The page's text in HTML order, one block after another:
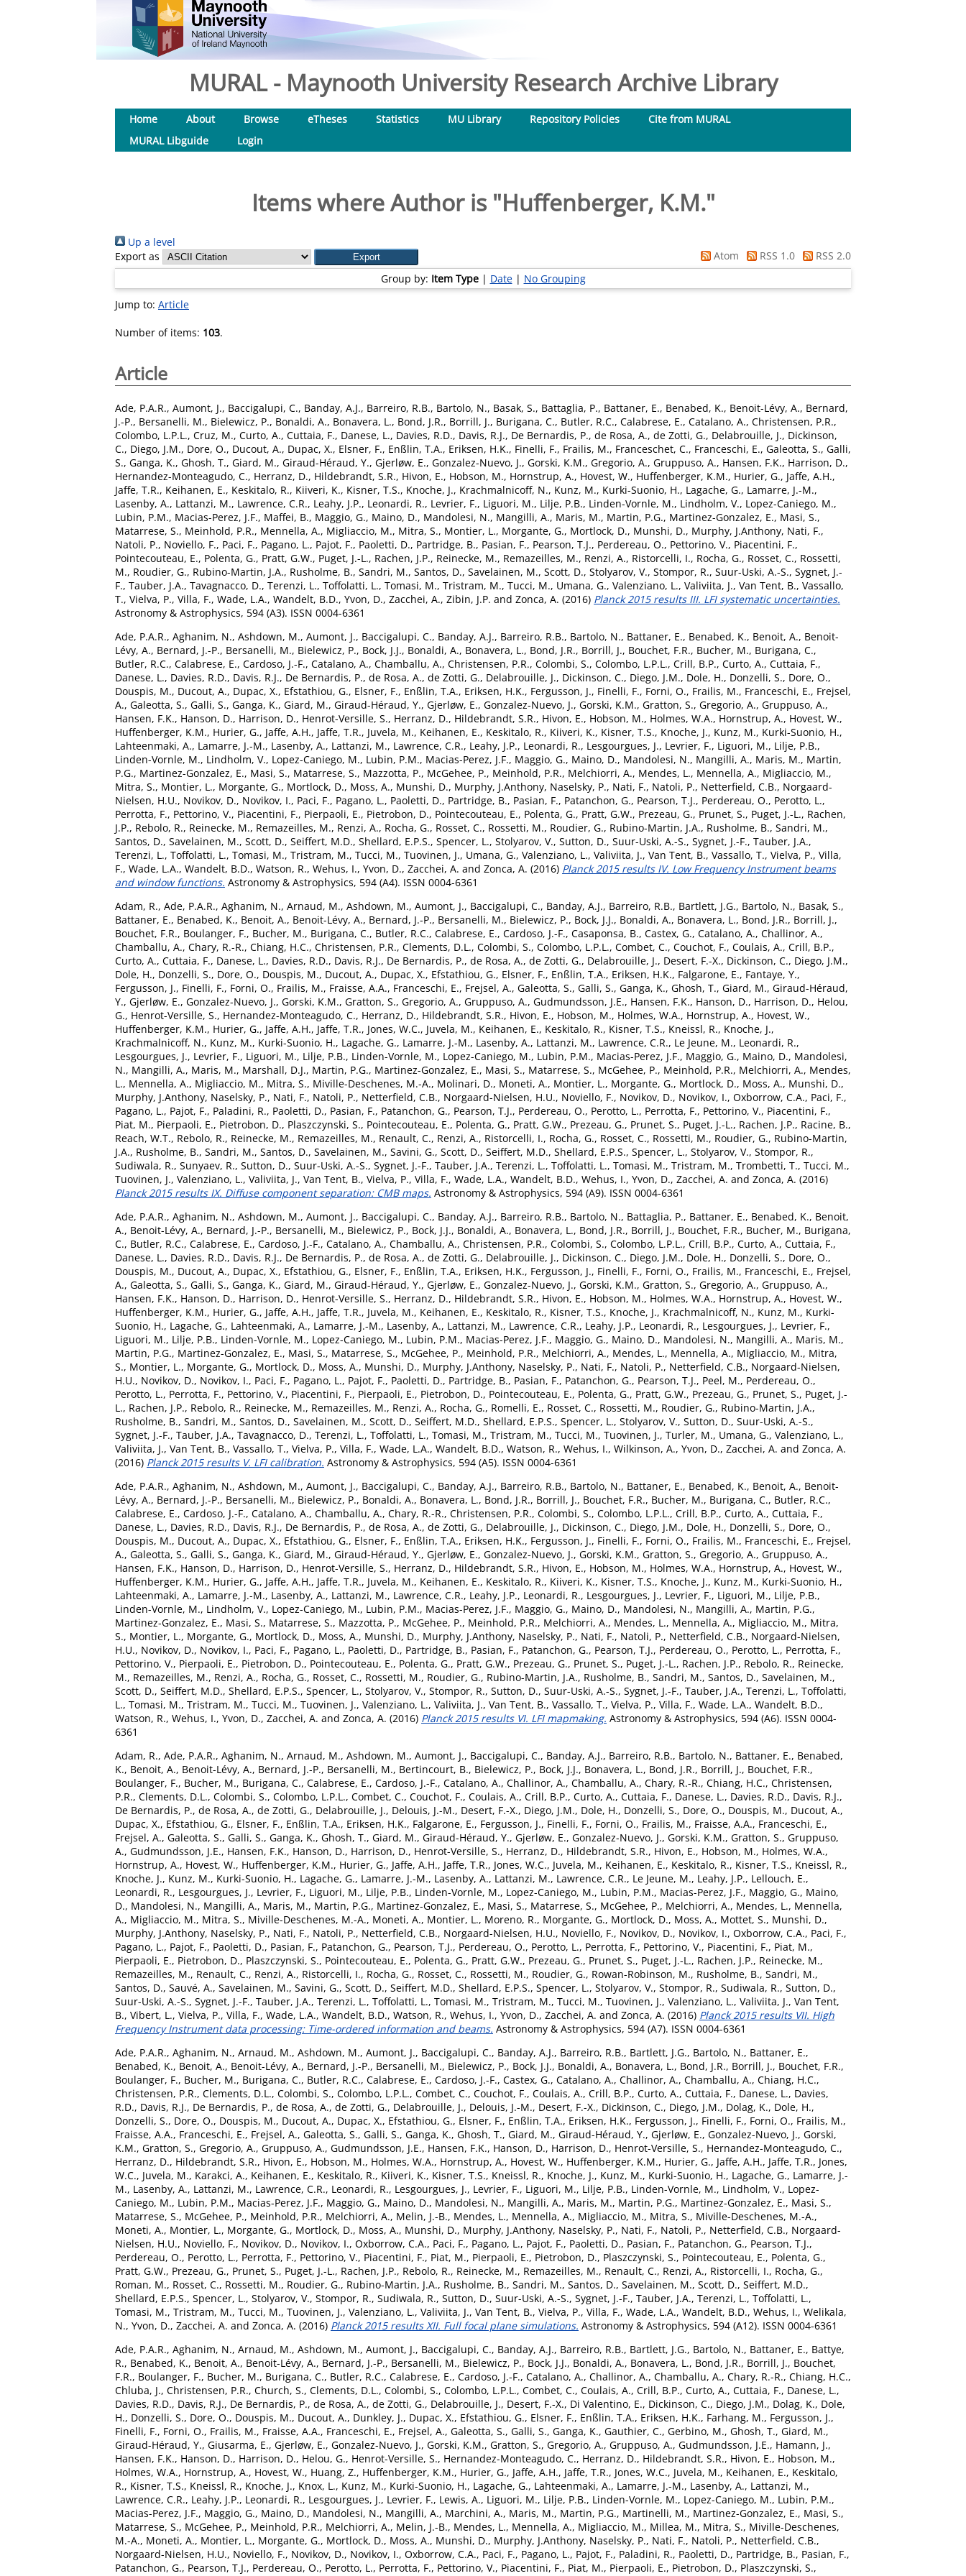
MURAL - Maynooth University Research Archive Library
Home About Browse eTheses Statistics MU Library Repository Policies
Cite from MURAL
MURAL Libguide
Login
Items where Author is "Huffenberger, K.M."
Up a level
Export as
Atom RSS 1.0
RSS 2.0
Group by: Item Type| Date| No Grouping
Jump to: Article
Number of items: 103.
Article
Ade, P.A.R., Aumont, J., Baccigalupi, C., Banday, A.J., Barreiro, R.B., Bartolo, N., Basak, S., Battaglia, P., Battaner, E., Benabed, K., Benoit-Lévy, A., Bernard,
J.-P., Bersanelli, M., Bielewicz, P., Bonaldi, A., Bonavera, L., Bond, J.R., Borrill, J., Burigana, C., Butler, R.C., Calabrese, E., Catalano, A., Christensen, P.R.,
Colombo, L.P.L., Cruz, M., Curto, A., Cuttaia, F., Danese, L., Davies, R.D., Davis, R.J., De Bernardis, P., de Rosa, A., de Zotti, G., Delabrouille, J., Dickinson,
C., Diego, J.M., Dore, O., Ducout, A., Dupac, X., Elsner, F., Enßlin, T.A., Eriksen, H.K., Finelli, F., Frailis, M., Franceschet, C., Franceschi, E., Galeotta, S., Galli,
S., Ganga, K., Ghosh, T., Giard, M., Giraud-Héraud, Y., Gjerløw, E., Gonzalez-Nuevo, J., Gorski, K.M., Gregorio, A., Gruppuso, A., Hansen, F.K., Harrison, D.,
Hernandez-Monteagudo, C., Herranz, D., Hildebrandt, S.R., Hivon, E., Hobson, M., Hornstrup, A., Hovest, W., Huffenberger, K.M., Hurier, G., Jaffe, A.H.,
Jaffe, T.R., Keihanen, E., Keskitalo, R., Kiiveri, K., Kisner, T.S., Knoche, J., Krachmalnicoff, N., Kunz, M., Kurki-Suonio, H., Lagache, G., Lamarre, J.-M.,
Lasenby, A., Lattanzi, M., Lawrence, C.R., Leahy, J.P., Leonardi, R., Levrier, F., Liguori, M., Lilje, P.B., Linden-Vornle, M., Lindholm, V., Lopez-Caniego, M.,
Lubin, P.M., Macias-Perez, J.F., Maffei, B., Maggio, G., Maino, D., Mandolesi, N., Mangilli, A., Maris, M., Martin, P.G., Martinez-Gonzalez, E., Masi, S.,
Matarrese, S., Meinhold, P.R., Mennella, A., Migliaccio, M., Mitra, S., Montier, L., Morgante, G., Mortlock, D., Munshi, D., Murphy, J.Anthony, Nati, F.,
Natoli, P., Noviello, F., Paci, F., Pagano, L., Pajot, F., Paoletti, D., Partridge, B., Pasian, F., Pearson, T.J., Perdereau, O., Pettorino, V., Piacentini, F.,
Pointecouteau, E., Polenta, G., Pratt, G.W., Puget, J.-L., Rachen, J.P., Reinecke, M., Remazeilles, M., Renzi, A., Ristorcelli, I., Rocha, G., Rosset, C., Rossetti,
M., Roudier, G., Rubino-Martin, J.A., Rusholme, B., Sandri, M., Santos, D., Savelainen, M., Scott, D., Stolyarov, V., Stompor, R., Suur-Uski, A.-S., Sygnet, J.-
F., Tauber, J.A., Tavagnacco, D., Terenzi, L., Toffolatti, L., Tomasi, M., Tristram, M., Tucci, M., Umana, G., Valenziano, L., Valiviita, J., Van Tent, B., Vassallo,
T., Vielva, P., Villa, F., Wade, L.A., Wandelt, B.D., Yvon, D., Zacchei, A., Zibin, J.P. and Zonca, A. (2016) Planck 2015 results III. LFI systematic uncertainties.
Astronomy & Astrophysics, 594 (A3). ISSN 0004-6361
Ade, P.A.R., Aghanim, N., Ashdown, M., Aumont, J., Baccigalupi, C., Banday, A.J., Barreiro, R.B., Bartolo, N., Battaner, E., Benabed, K., Benoit, A., Benoit-
Lévy, A., Bernard, J.-P., Bersanelli, M., Bielewicz, P., Bock, J.J., Bonaldi, A., Bonavera, L., Bond, J.R., Borrill, J., Bouchet, F.R., Bucher, M., Burigana, C.,
Butler, R.C., Calabrese, E., Cardoso, J.-F., Catalano, A., Chamballu, A., Christensen, P.R., Colombi, S., Colombo, L.P.L., Crill, B.P., Curto, A., Cuttaia, F.,
Danese, L., Davies, R.D., Davis, R.J., De Bernardis, P., de Rosa, A., de Zotti, G., Delabrouille, J., Dickinson, C., Diego, J.M., Dole, H., Donzelli, S., Dore, O.,
Douspis, M., Ducout, A., Dupac, X., Efstathiou, G., Elsner, F., Enßlin, T.A., Eriksen, H.K., Fergusson, J., Finelli, F., Forni, O., Frailis, M., Franceschi, E., Frejsel,
A., Galeotta, S., Galli, S., Ganga, K., Giard, M., Giraud-Héraud, Y., Gjerløw, E., Gonzalez-Nuevo, J., Gorski, K.M., Gratton, S., Gregorio, A., Gruppuso, A.,
Hansen, F.K., Hanson, D., Harrison, D., Henrot-Versille, S., Herranz, D., Hildebrandt, S.R., Hivon, E., Hobson, M., Holmes, W.A., Hornstrup, A., Hovest, W.,
Huffenberger, K.M., Hurier, G., Jaffe, A.H., Jaffe, T.R., Juvela, M., Keihanen, E., Keskitalo, R., Kiiveri, K., Kisner, T.S., Knoche, J., Kunz, M., Kurki-Suonio, H.,
Lahteenmaki, A., Lamarre, J.-M., Lasenby, A., Lattanzi, M., Lawrence, C.R., Leahy, J.P., Leonardi, R., Lesgourgues, J., Levrier, F., Liguori, M., Lilje, P.B.,
Linden-Vornle, M., Lindholm, V., Lopez-Caniego, M., Lubin, P.M., Macias-Perez, J.F., Maggio, G., Maino, D., Mandolesi, N., Mangilli, A., Maris, M., Martin,
P.G., Martinez-Gonzalez, E., Masi, S., Matarrese, S., Mazzotta, P., McGehee, P., Meinhold, P.R., Melchiorri, A., Mendes, L., Mennella, A., Migliaccio, M.,
Mitra, S., Montier, L., Morgante, G., Mortlock, D., Moss, A., Munshi, D., Murphy, J.Anthony, Naselsky, P., Nati, F., Natoli, P., Netterfield, C.B., Norgaard-
Nielsen, H.U., Novikov, D., Novikov, I., Paci, F., Pagano, L., Paoletti, D., Partridge, B., Pasian, F., Patanchon, G., Pearson, T.J., Perdereau, O., Perotto, L.,
Perrotta, F., Pettorino, V., Piacentini, F., Pierpaoli, E., Pietrobon, D., Pointecouteau, E., Polenta, G., Pratt, G.W., Prezeau, G., Prunet, S., Puget, J.-L., Rachen,
J.P., Rebolo, R., Reinecke, M., Remazeilles, M., Renzi, A., Rocha, G., Rosset, C., Rossetti, M., Roudier, G., Rubino-Martin, J.A., Rusholme, B., Sandri, M.,
Santos, D., Savelainen, M., Scott, D., Seiffert, M.D., Shellard, E.P.S., Spencer, L., Stolyarov, V., Sutton, D., Suur-Uski, A.-S., Sygnet, J.-F., Tauber, J.A.,
Terenzi, L., Toffolatti, L., Tomasi, M., Tristram, M., Tucci, M., Tuovinen, J., Umana, G., Valenziano, L., Valiviita, J., Van Tent, B., Vassallo, T., Vielva, P., Villa,
F., Wade, L.A., Wandelt, B.D., Watson, R., Wehus, I., Yvon, D., Zacchei, A. and Zonca, A. (2016) Planck 2015 results IV. Low Frequency Instrument beams
and window functions. Astronomy & Astrophysics, 594 (A4). ISSN 0004-6361
Adam, R., Ade, P.A.R., Aghanim, N., Arnaud, M., Ashdown, M., Aumont, J., Baccigalupi, C., Banday, A.J., Barreiro, R.B., Bartlett, J.G., Bartolo, N., Basak, S.,
Battaner, E., Benabed, K., Benoit, A., Benoit-Lévy, A., Bernard, J.-P., Bersanelli, M., Bielewicz, P., Bock, J.J., Bonaldi, A., Bonavera, L., Bond, J.R., Borrill, J.,
Bouchet, F.R., Boulanger, F., Bucher, M., Burigana, C., Butler, R.C., Calabrese, E., Cardoso, J.-F., Casaponsa, B., Castex, G., Catalano, A., Challinor, A.,
Chamballu, A., Chary, R.-R., Chiang, H.C., Christensen, P.R., Clements, D.L., Colombi, S., Colombo, L.P.L., Combet, C., Couchot, F., Coulais, A., Crill, B.P.,
Curto, A., Cuttaia, F., Danese, L., Davies, R.D., Davis, R.J., De Bernardis, P., de Rosa, A., de Zotti, G., Delabrouille, J., Desert, F.-X., Dickinson, C., Diego, J.M.,
Dole, H., Donzelli, S., Dore, O., Douspis, M., Ducout, A., Dupac, X., Efstathiou, G., Elsner, F., Enßlin, T.A., Eriksen, H.K., Falgarone, E., Fantaye, Y.,
Fergusson, J., Finelli, F., Forni, O., Frailis, M., Fraisse, A.A., Franceschi, E., Frejsel, A., Galeotta, S., Galli, S., Ganga, K., Ghosh, T., Giard, M., Giraud-Héraud,
Y., Gjerløw, E., Gonzalez-Nuevo, J., Gorski, K.M., Gratton, S., Gregorio, A., Gruppuso, A., Gudmundsson, J.E., Hansen, F.K., Hanson, D., Harrison, D., Helou,
G., Henrot-Versille, S., Hernandez-Monteagudo, C., Herranz, D., Hildebrandt, S.R., Hivon, E., Hobson, M., Holmes, W.A., Hornstrup, A., Hovest, W.,
Huffenberger, K.M., Hurier, G., Jaffe, A.H., Jaffe, T.R., Jones, W.C., Juvela, M., Keihanen, E., Keskitalo, R., Kisner, T.S., Kneissl, R., Knoche, J.,
Krachmalnicoff, N., Kunz, M., Kurki-Suonio, H., Lagache, G., Lamarre, J.-M., Lasenby, A., Lattanzi, M., Lawrence, C.R., Le Jeune, M., Leonardi, R.,
Lesgourgues, J., Levrier, F., Liguori, M., Lilje, P.B., Linden-Vornle, M., Lopez-Caniego, M., Lubin, P.M., Macias-Perez, J.F., Maggio, G., Maino, D., Mandolesi,
N., Mangilli, A., Maris, M., Marshall, D.J., Martin, P.G., Martinez-Gonzalez, E., Masi, S., Matarrese, S., McGehee, P., Meinhold, P.R., Melchiorri, A., Mendes,
L., Mennella, A., Migliaccio, M., Mitra, S., Miville-Deschenes, M.-A., Molinari, D., Moneti, A., Montier, L., Morgante, G., Mortlock, D., Moss, A., Munshi, D.,
Murphy, J.Anthony, Naselsky, P., Nati, F., Natoli, P., Netterfield, C.B., Norgaard-Nielsen, H.U., Noviello, F., Novikov, D., Novikov, I., Oxborrow, C.A., Paci, F.,
Pagano, L., Pajot, F., Paladini, R., Paoletti, D., Pasian, F., Patanchon, G., Pearson, T.J., Perdereau, O., Perotto, L., Perrotta, F., Pettorino, V., Piacentini, F.,
Piat, M., Pierpaoli, E., Pietrobon, D., Plaszczynski, S., Pointecouteau, E., Polenta, G., Pratt, G.W., Prezeau, G., Prunet, S., Puget, J.-L., Rachen, J.P., Racine, B.,
Reach, W.T., Rebolo, R., Reinecke, M., Remazeilles, M., Renault, C., Renzi, A., Ristorcelli, I., Rocha, G., Rosset, C., Rossetti, M., Roudier, G., Rubino-Martin,
J.A., Rusholme, B., Sandri, M., Santos, D., Savelainen, M., Savini, G., Scott, D., Seiffert, M.D., Shellard, E.P.S., Spencer, L., Stolyarov, V., Stompor, R.,
Sudiwala, R., Sunyaev, R., Sutton, D., Suur-Uski, A.-S., Sygnet, J.-F., Tauber, J.A., Terenzi, L., Toffolatti, L., Tomasi, M., Tristram, M., Trombetti, T., Tucci, M.,
Tuovinen, J., Valenziano, L., Valiviita, J., Van Tent, B., Vielva, P., Villa, F., Wade, L.A., Wandelt, B.D., Wehus, I., Yvon, D., Zacchei, A. and Zonca, A. (2016)
Planck 2015 results IX. Diffuse component separation: CMB maps. Astronomy & Astrophysics, 594 (A9). ISSN 0004-6361
Ade, P.A.R., Aghanim, N., Ashdown, M., Aumont, J., Baccigalupi, C., Banday, A.J., Barreiro, R.B., Bartolo, N., Battaglia, P., Battaner, E., Benabed, K., Benoit,
A., Benoit-Lévy, A., Bernard, J.-P., Bersanelli, M., Bielewicz, P., Bock, J.J., Bonaldi, A., Bonavera, L., Bond, J.R., Borrill, J., Bouchet, F.R., Bucher, M., Burigana,
C., Butler, R.C., Calabrese, E., Cardoso, J.-F., Catalano, A., Chamballu, A., Christensen, P.R., Colombi, S., Colombo, L.P.L., Crill, B.P., Curto, A., Cuttaia, F.,
Danese, L., Davies, R.D., Davis, R.J., De Bernardis, P., de Rosa, A., de Zotti, G., Delabrouille, J., Dickinson, C., Diego, J.M., Dole, H., Donzelli, S., Dore, O.,
Douspis, M., Ducout, A., Dupac, X., Efstathiou, G., Elsner, F., Enßlin, T.A., Eriksen, H.K., Fergusson, J., Finelli, F., Forni, O., Frailis, M., Franceschi, E., Frejsel,
A., Galeotta, S., Galli, S., Ganga, K., Giard, M., Giraud-Héraud, Y., Gjerløw, E., Gonzalez-Nuevo, J., Gorski, K.M., Gratton, S., Gregorio, A., Gruppuso, A.,
Hansen, F.K., Hanson, D., Harrison, D., Henrot-Versille, S., Herranz, D., Hildebrandt, S.R., Hivon, E., Hobson, M., Holmes, W.A., Hornstrup, A., Hovest, W.,
Huffenberger, K.M., Hurier, G., Jaffe, A.H., Jaffe, T.R., Juvela, M., Keihanen, E., Keskitalo, R., Kisner, T.S., Knoche, J., Krachmalnicoff, N., Kunz, M., Kurki-
Suonio, H., Lagache, G., Lahteenmaki, A., Lamarre, J.-M., Lasenby, A., Lattanzi, M., Lawrence, C.R., Leahy, J.P., Leonardi, R., Lesgourgues, J., Levrier, F.,
Liguori, M., Lilje, P.B., Linden-Vornle, M., Lopez-Caniego, M., Lubin, P.M., Macias-Perez, J.F., Maggio, G., Maino, D., Mandolesi, N., Mangilli, A., Maris, M.,
Martin, P.G., Martinez-Gonzalez, E., Masi, S., Matarrese, S., McGehee, P., Meinhold, P.R., Melchiorri, A., Mendes, L., Mennella, A., Migliaccio, M., Mitra,
S., Montier, L., Morgante, G., Mortlock, D., Moss, A., Munshi, D., Murphy, J.Anthony, Naselsky, P., Nati, F., Natoli, P., Netterfield, C.B., Norgaard-Nielsen,
H.U., Novikov, D., Novikov, I., Paci, F., Pagano, L., Pajot, F., Paoletti, D., Partridge, B., Pasian, F., Patanchon, G., Pearson, T.J., Peel, M., Perdereau, O.,
Perotto, L., Perrotta, F., Pettorino, V., Piacentini, F., Pierpaoli, E., Pietrobon, D., Pointecouteau, E., Polenta, G., Pratt, G.W., Prezeau, G., Prunet, S., Puget, J.-
L., Rachen, J.P., Rebolo, R., Reinecke, M., Remazeilles, M., Renzi, A., Rocha, G., Romelli, E., Rosset, C., Rossetti, M., Roudier, G., Rubino-Martin, J.A.,
Rusholme, B., Sandri, M., Santos, D., Savelainen, M., Scott, D., Seiffert, M.D., Shellard, E.P.S., Spencer, L., Stolyarov, V., Sutton, D., Suur-Uski, A.-S.,
Sygnet, J.-F., Tauber, J.A., Tavagnacco, D., Terenzi, L., Toffolatti, L., Tomasi, M., Tristram, M., Tucci, M., Tuovinen, J., Turler, M., Umana, G., Valenziano, L.,
Valiviita, J., Van Tent, B., Vassallo, T., Vielva, P., Villa, F., Wade, L.A., Wandelt, B.D., Watson, R., Wehus, I., Wilkinson, A., Yvon, D., Zacchei, A. and Zonca, A.
(2016) Planck 2015 results V. LFI calibration. Astronomy & Astrophysics, 594 (A5). ISSN 0004-6361
Ade, P.A.R., Aghanim, N., Ashdown, M., Aumont, J., Baccigalupi, C., Banday, A.J., Barreiro, R.B., Bartolo, N., Battaner, E., Benabed, K., Benoit, A., Benoit-
Lévy, A., Bernard, J.-P., Bersanelli, M., Bielewicz, P., Bonaldi, A., Bonavera, L., Bond, J.R., Borrill, J., Bouchet, F.R., Bucher, M., Burigana, C., Butler, R.C.,
Calabrese, E., Cardoso, J.-F., Catalano, A., Chamballu, A., Chary, R.-R., Christensen, P.R., Colombi, S., Colombo, L.P.L., Crill, B.P., Curto, A., Cuttaia, F.,
Danese, L., Davies, R.D., Davis, R.J., De Bernardis, P., de Rosa, A., de Zotti, G., Delabrouille, J., Dickinson, C., Diego, J.M., Dole, H., Donzelli, S., Dore, O.,
Douspis, M., Ducout, A., Dupac, X., Efstathiou, G., Elsner, F., Enßlin, T.A., Eriksen, H.K., Fergusson, J., Finelli, F., Forni, O., Frailis, M., Franceschi, E., Frejsel,
A., Galeotta, S., Galli, S., Ganga, K., Giard, M., Giraud-Héraud, Y., Gjerløw, E., Gonzalez-Nuevo, J., Gorski, K.M., Gratton, S., Gregorio, A., Gruppuso, A.,
Hansen, F.K., Hanson, D., Harrison, D., Henrot-Versille, S., Herranz, D., Hildebrandt, S.R., Hivon, E., Hobson, M., Holmes, W.A., Hornstrup, A., Hovest, W.,
Huffenberger, K.M., Hurier, G., Jaffe, A.H., Jaffe, T.R., Juvela, M., Keihanen, E., Keskitalo, R., Kiiveri, K., Kisner, T.S., Knoche, J., Kunz, M., Kurki-Suonio, H.,
Lahteenmaki, A., Lamarre, J.-M., Lasenby, A., Lattanzi, M., Lawrence, C.R., Leahy, J.P., Leonardi, R., Lesgourgues, J., Levrier, F., Liguori, M., Lilje, P.B.,
Linden-Vornle, M., Lindholm, V., Lopez-Caniego, M., Lubin, P.M., Macias-Perez, J.F., Maggio, G., Maino, D., Mandolesi, N., Mangilli, A., Martin, P.G.,
Martinez-Gonzalez, E., Masi, S., Matarrese, S., Mazzotta, P., McGehee, P., Meinhold, P.R., Melchiorri, A., Mendes, L., Mennella, A., Migliaccio, M., Mitra,
S., Montier, L., Morgante, G., Mortlock, D., Moss, A., Munshi, D., Murphy, J.Anthony, Naselsky, P., Nati, F., Natoli, P., Netterfield, C.B., Norgaard-Nielsen,
H.U., Novikov, D., Novikov, I., Paci, F., Pagano, L., Paoletti, D., Partridge, B., Pasian, F., Patanchon, G., Pearson, T.J., Perdereau, O., Perotto, L., Perrotta, F.,
Pettorino, V., Pierpaoli, E., Pietrobon, D., Pointecouteau, E., Polenta, G., Pratt, G.W., Prezeau, G., Prunet, S., Puget, J.-L., Rachen, J.P., Rebolo, R., Reinecke,
M., Remazeilles, M., Renzi, A., Rocha, G., Rosset, C., Rossetti, M., Roudier, G., Rubino-Martin, J.A., Rusholme, B., Sandri, M., Santos, D., Savelainen, M.,
Scott, D., Seiffert, M.D., Shellard, E.P.S., Spencer, L., Stolyarov, V., Stompor, R., Sutton, D., Suur-Uski, A.-S., Sygnet, J.-F., Tauber, J.A., Terenzi, L., Toffolatti,
L., Tomasi, M., Tristram, M., Tucci, M., Tuovinen, J., Valenziano, L., Valiviita, J., Van Tent, B., Vassallo, T., Vielva, P., Villa, F., Wade, L.A., Wandelt, B.D.,
Watson, R., Wehus, I., Yvon, D., Zacchei, A. and Zonca, A. (2016) Planck 2015 results VI. LFI mapmaking. Astronomy & Astrophysics, 594 (A6). ISSN 0004-
6361
Adam, R., Ade, P.A.R., Aghanim, N., Arnaud, M., Ashdown, M., Aumont, J., Baccigalupi, C., Banday, A.J., Barreiro, R.B., Bartolo, N., Battaner, E., Benabed,
K., Benoit, A., Benoit-Lévy, A., Bernard, J.-P., Bersanelli, M., Bertincourt, B., Bielewicz, P., Bock, J.J., Bonavera, L., Bond, J.R., Borrill, J., Bouchet, F.R.,
Boulanger, F., Bucher, M., Burigana, C., Calabrese, E., Cardoso, J.-F., Catalano, A., Challinor, A., Chamballu, A., Chary, R.-R., Chiang, H.C., Christensen,
P.R., Clements, D.L., Colombi, S., Colombo, L.P.L., Combet, C., Couchot, F., Coulais, A., Crill, B.P., Curto, A., Cuttaia, F., Danese, L., Davies, R.D., Davis, R.J.,
De Bernardis, P., de Rosa, A., de Zotti, G., Delabrouille, J., Delouis, J.-M., Desert, F.-X., Diego, J.M., Dole, H., Donzelli, S., Dore, O., Douspis, M., Ducout, A.,
Dupac, X., Efstathiou, G., Elsner, F., Enßlin, T.A., Eriksen, H.K., Falgarone, E., Fergusson, J., Finelli, F., Forni, O., Frailis, M., Fraisse, A.A., Franceschi, E.,
Frejsel, A., Galeotta, S., Galli, S., Ganga, K., Ghosh, T., Giard, M., Giraud-Héraud, Y., Gjerløw, E., Gonzalez-Nuevo, J., Gorski, K.M., Gratton, S., Gruppuso,
A., Gudmundsson, J.E., Hansen, F.K., Hanson, D., Harrison, D., Henrot-Versille, S., Herranz, D., Hildebrandt, S.R., Hivon, E., Hobson, M., Holmes, W.A.,
Hornstrup, A., Hovest, W., Huffenberger, K.M., Hurier, G., Jaffe, A.H., Jaffe, T.R., Jones, W.C., Juvela, M., Keihanen, E., Keskitalo, R., Kisner, T.S., Kneissl, R.,
Knoche, J., Kunz, M., Kurki-Suonio, H., Lagache, G., Lamarre, J.-M., Lasenby, A., Lattanzi, M., Lawrence, C.R., Le Jeune, M., Leahy, J.P., Lellouch, E.,
Leonardi, R., Lesgourgues, J., Levrier, F., Liguori, M., Lilje, P.B., Linden-Vornle, M., Lopez-Caniego, M., Lubin, P.M., Macias-Perez, J.F., Maggio, G., Maino,
D., Mandolesi, N., Mangilli, A., Maris, M., Martin, P.G., Martinez-Gonzalez, E., Masi, S., Matarrese, S., McGehee, P., Melchiorri, A., Mendes, L., Mennella,
A., Migliaccio, M., Mitra, S., Miville-Deschenes, M.-A., Moneti, A., Montier, L., Moreno, R., Morgante, G., Mortlock, D., Moss, A., Mottet, S., Munshi, D.,
Murphy, J.Anthony, Naselsky, P., Nati, F., Natoli, P., Netterfield, C.B., Norgaard-Nielsen, H.U., Noviello, F., Novikov, D., Novikov, I., Oxborrow, C.A., Paci, F.,
Pagano, L., Pajot, F., Paoletti, D., Pasian, F., Patanchon, G., Pearson, T.J., Perdereau, O., Perotto, L., Perrotta, F., Pettorino, V., Piacentini, F., Piat, M.,
Pierpaoli, E., Pietrobon, D., Plaszczynski, S., Pointecouteau, E., Polenta, G., Pratt, G.W., Prezeau, G., Prunet, S., Puget, J.-L., Rachen, J.P., Reinecke, M.,
Remazeilles, M., Renault, C., Renzi, A., Ristorcelli, I., Rocha, G., Rosset, C., Rossetti, M., Roudier, G., Rowan-Robinson, M., Rusholme, B., Sandri, M.,
Santos, D., Sauvé, A., Savelainen, M., Savini, G., Scott, D., Seiffert, M.D., Shellard, E.P.S., Spencer, L., Stolyarov, V., Stompor, R., Sudiwala, R., Sutton, D.,
Suur-Uski, A.-S., Sygnet, J.-F., Tauber, J.A., Terenzi, L., Toffolatti, L., Tomasi, M., Tristram, M., Tucci, M., Tuovinen, J., Valenziano, L., Valiviita, J., Van Tent,
B., Vibert, L., Vielva, P., Villa, F., Wade, L.A., Wandelt, B.D., Watson, R., Wehus, I., Yvon, D., Zacchei, A. and Zonca, A. (2016) Planck 2015 results VII. High
Frequency Instrument data processing: Time-ordered information and beams. Astronomy & Astrophysics, 594 (A7). ISSN 0004-6361
Ade, P.A.R., Aghanim, N., Arnaud, M., Ashdown, M., Aumont, J., Baccigalupi, C., Banday, A.J., Barreiro, R.B., Bartlett, J.G., Bartolo, N., Battaner, E.,
Benabed, K., Benoit, A., Benoit-Lévy, A., Bernard, J.-P., Bersanelli, M., Bielewicz, P., Bock, J.J., Bonaldi, A., Bonavera, L., Bond, J.R., Borrill, J., Bouchet, F.R.,
Boulanger, F., Bucher, M., Burigana, C., Butler, R.C., Calabrese, E., Cardoso, J.-F., Castex, G., Catalano, A., Challinor, A., Chamballu, A., Chiang, H.C.,
Christensen, P.R., Clements, D.L., Colombi, S., Colombo, L.P.L., Combet, C., Couchot, F., Coulais, A., Crill, B.P., Curto, A., Cuttaia, F., Danese, L., Davies,
R.D., Davis, R.J., De Bernardis, P., de Rosa, A., de Zotti, G., Delabrouille, J., Delouis, J.-M., Desert, F.-X., Dickinson, C., Diego, J.M., Dolag, K., Dole, H.,
Donzelli, S., Dore, O., Douspis, M., Ducout, A., Dupac, X., Efstathiou, G., Elsner, F., Enßlin, T.A., Eriksen, H.K., Fergusson, J., Finelli, F., Forni, O., Frailis, M.,
Fraisse, A.A., Franceschi, E., Frejsel, A., Galeotta, S., Galli, S., Ganga, K., Ghosh, T., Giard, M., Giraud-Héraud, Y., Gjerløw, E., Gonzalez-Nuevo, J., Gorski,
K.M., Gratton, S., Gregorio, A., Gruppuso, A., Gudmundsson, J.E., Hansen, F.K., Hanson, D., Harrison, D., Henrot-Versille, S., Hernandez-Monteagudo, C.,
Herranz, D., Hildebrandt, S.R., Hivon, E., Hobson, M., Holmes, W.A., Hornstrup, A., Hovest, W., Huffenberger, K.M., Hurier, G., Jaffe, A.H., Jaffe, T.R., Jones,
W.C., Juvela, M., Karakci, A., Keihanen, E., Keskitalo, R., Kiiveri, K., Kisner, T.S., Kneissl, R., Knoche, J., Kunz, M., Kurki-Suonio, H., Lagache, G., Lamarre, J.-
M., Lasenby, A., Lattanzi, M., Lawrence, C.R., Leonardi, R., Lesgourgues, J., Levrier, F., Liguori, M., Lilje, P.B., Linden-Vornle, M., Lindholm, V., Lopez-
Caniego, M., Lubin, P.M., Macias-Perez, J.F., Maggio, G., Maino, D., Mandolesi, N., Mangilli, A., Maris, M., Martin, P.G., Martinez-Gonzalez, E., Masi, S.,
Matarrese, S., McGehee, P., Meinhold, P.R., Melchiorri, A., Melin, J.-B., Mendes, L., Mennella, A., Migliaccio, M., Mitra, S., Miville-Deschenes, M.-A.,
Moneti, A., Montier, L., Morgante, G., Mortlock, D., Moss, A., Munshi, D., Murphy, J.Anthony, Naselsky, P., Nati, F., Natoli, P., Netterfield, C.B., Norgaard-
Nielsen, H.U., Noviello, F., Novikov, D., Novikov, I., Oxborrow, C.A., Paci, F., Pagano, L., Pajot, F., Paoletti, D., Pasian, F., Patanchon, G., Pearson, T.J.,
Perdereau, O., Perotto, L., Perrotta, F., Pettorino, V., Piacentini, F., Piat, M., Pierpaoli, E., Pietrobon, D., Plaszczynski, S., Pointecouteau, E., Polenta, G.,
Pratt, G.W., Prezeau, G., Prunet, S., Puget, J.-L., Rachen, J.P., Rebolo, R., Reinecke, M., Remazeilles, M., Renault, C., Renzi, A., Ristorcelli, I., Rocha, G.,
Roman, M., Rosset, C., Rossetti, M., Roudier, G., Rubino-Martin, J.A., Rusholme, B., Sandri, M., Santos, D., Savelainen, M., Scott, D., Seiffert, M.D.,
Shellard, E.P.S., Spencer, L., Stolyarov, V., Stompor, R., Sudiwala, R., Sutton, D., Suur-Uski, A.-S., Sygnet, J.-F., Tauber, J.A., Terenzi, L., Toffolatti, L.,
Tomasi, M., Tristram, M., Tucci, M., Tuovinen, J., Valenziano, L., Valiviita, J., Van Tent, B., Vielva, P., Villa, F., Wade, L.A., Wandelt, B.D., Wehus, I., Welikala,
N., Yvon, D., Zacchei, A. and Zonca, A. (2016) Planck 2015 results XII. Full focal plane simulations. Astronomy & Astrophysics, 594 (A12). ISSN 0004-6361
Ade, P.A.R., Aghanim, N., Arnaud, M., Ashdown, M., Aumont, J., Baccigalupi, C., Banday, A.J., Barreiro, R.B., Bartlett, J.G., Bartolo, N., Battaner, E., Battye,
R., Benabed, K., Benoit, A., Benoit-Lévy, A., Bernard, J.-P., Bersanelli, M., Bielewicz, P., Bock, J.J., Bonaldi, A., Bonavera, L., Bond, J.R., Borrill, J., Bouchet,
F.R., Boulanger, F., Bucher, M., Burigana, C., Butler, R.C., Calabrese, E., Cardoso, J.-F., Catalano, A., Challinor, A., Chamballu, A., Chary, R.-R., Chiang, H.C.,
Chluba, J., Christensen, P.R., Church, S., Clements, D.L., Colombi, S., Colombo, L.P.L., Combet, C., Coulais, A., Crill, B.P., Curto, A., Cuttaia, F., Danese, L.,
Davies, R.D., Davis, R.J., De Bernardis, P., de Rosa, A., de Zotti, G., Delabrouille, J., Desert, F.-X., Di Valentino, E., Dickinson, C., Diego, J.M., Dolag, K., Dole,
H., Donzelli, S., Dore, O., Douspis, M., Ducout, A., Dunkley, J., Dupac, X., Efstathiou, G., Elsner, F., Enßlin, T.A., Eriksen, H.K., Farhang, M., Fergusson, J.,
Finelli, F., Forni, O., Frailis, M., Fraisse, A.A., Franceschi, E., Frejsel, A., Galeotta, S., Galli, S., Ganga, K., Gauthier, C., Gerbino, M., Ghosh, T., Giard, M.,
Giraud-Héraud, Y., Giusarma, E., Gjerløw, E., Gonzalez-Nuevo, J., Gorski, K.M., Gratton, S., Gregorio, A., Gruppuso, A., Gudmundsson, J.E., Hamann, J.,
Hansen, F.K., Hanson, D., Harrison, D., Helou, G., Henrot-Versille, S., Hernandez-Monteagudo, C., Herranz, D., Hildebrandt, S.R., Hivon, E., Hobson, M.,
Holmes, W.A., Hornstrup, A., Hovest, W., Huang, Z., Huffenberger, K.M., Hurier, G., Jaffe, A.H., Jaffe, T.R., Jones, W.C., Juvela, M., Keihanen, E., Keskitalo,
R., Kisner, T.S., Kneissl, R., Knoche, J., Knox, L., Kunz, M., Kurki-Suonio, H., Lagache, G., Lahteenmaki, A., Lamarre, J.-M., Lasenby, A., Lattanzi, M.,
Lawrence, C.R., Leahy, J.P., Leonardi, R., Lesgourgues, J., Levrier, F., Lewis, A., Liguori, M., Lilje, P.B., Linden-Vornle, M., Lopez-Caniego, M., Lubin, P.M.,
Macias-Perez, J.F., Maggio, G., Maino, D., Mandolesi, N., Mangilli, A., Marchini, A., Maris, M., Martin, P.G., Martinelli, M., Martinez-Gonzalez, E., Masi, S.,
Matarrese, S., McGehee, P., Meinhold, P.R., Melchiorri, A., Melin, J.-B., Mendes, L., Mennella, A., Migliaccio, M., Millea, M., Mitra, S., Miville-Deschenes,
M.-A., Moneti, A., Montier, L., Morgante, G., Mortlock, D., Moss, A., Munshi, D., Murphy, J.Anthony, Naselsky, P., Nati, F., Natoli, P., Netterfield, C.B.,
Norgaard-Nielsen, H.U., Noviello, F., Novikov, D., Novikov, I., Oxborrow, C.A., Paci, F., Pagano, L., Pajot, F., Paladini, R., Paoletti, D., Partridge, B., Pasian, F.,
Patanchon, G., Pearson, T.J., Perdereau, O., Perotto, L., Perrotta, F., Pettorino, V., Piacentini, F., Piat, M., Pierpaoli, E., Pietrobon, D., Plaszczynski, S.,